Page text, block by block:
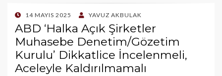
POSTED
ON
14 MAYIS 2025 YAVUZ AKBULAK
ABD ‘Halka Açık Şirketler
Muhasebe Denetim/Gözetim
Kurulu’ Dikkatlice İncelenmeli,
Aceleyle Kaldırılmamalı